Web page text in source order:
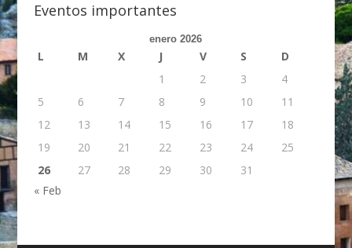
Eventos importantes
enero 2026
L M X J V S
D
1
2 3
4
5
6 7 8 9 10
11
12
13 14 15 16 17
18
19
20 21 22 23 24
25
26
27 28 29 30
31
« Feb